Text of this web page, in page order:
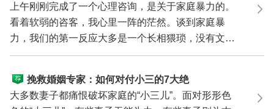
上午刚刚完成了一个心理咨询，是关于家庭暴力的。
看着软弱的咨客，我心里一阵的茫然。谈到家庭暴
力，我们的第一反应大多是一个长相猥琐，没有文化
的男人，他...
挽救婚姻专家：如何对付小三的7大绝
招
大多数妻子都痛恨破坏家庭的“小三儿”。面对形形色